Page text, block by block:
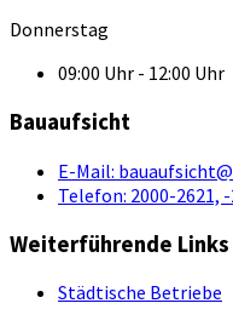
Donnerstag
09:00 Uhr - 12:00 Uhr
Bauaufsicht
E-Mail:
Telefon: 2000-2621,
Weiterführende Links
Städtische Betriebe